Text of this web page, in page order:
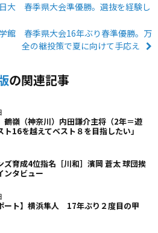
大 春季県大会準優勝。選抜を経験し
学館 春季県大会16年ぶり春準優勝。万
全の継投策で夏に向けて手応え
の関連記事
鶴嶺（神奈川）内田謙介主将（2年＝遊
ト16を越えてベスト８を目指したい」
ズ育成4位指名［川和］濱岡 蒼太 球団挨
ンタビュー
ート】横浜隼人 17年ぶり２度目の甲